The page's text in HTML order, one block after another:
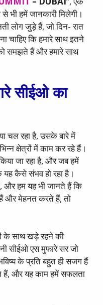
भी हमें जानकारी मिलेगी।
लोग जुड़े हैं, जो दिन- रात
चाहिए कि हमारे साथ इतने
समझते हैं और हमारे साथ
सीईओ का
चल रहा है, उसके बारे में
क्षेत्रों में काम कर रहे हैं।
जा रहा है, और जब हमें
यह कैसे संभव हो रहा है।
और हम यह भी जानते हैं कि
और मेहनत करते हैं, तो
के साथ खड़े रहने की
सीईओ एस मुफारे सर जो
के प्रति बहुत ही सजग हैं
हैं, और यह काम हमें सफलता